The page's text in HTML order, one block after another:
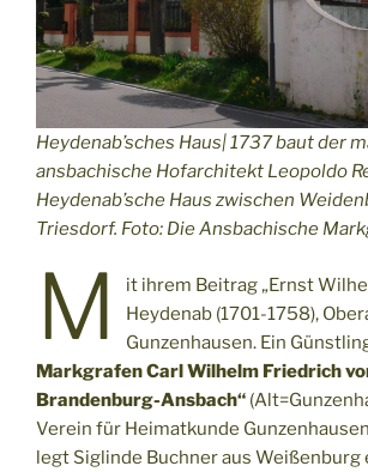
Heydenab’sches Haus| 1737 baut der
ansbachische Hofarchitekt Leopoldo
Heydenab’sche Haus zwischen
Triesdorf. Foto: Die Ansbachische
M
it ihrem Beitrag „Ernst
Heydenab (1701-1758),
Gunzenhausen. Ein
Markgrafen Carl Wilhelm Friedrich
Brandenburg-Ansbach“
Verein für Heimatkunde
legt Siglinde Buchner aus Weißenburg